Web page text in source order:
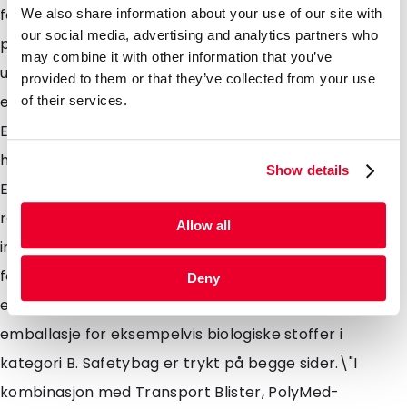
We also share information about your use of our site with
our social media, advertising and analytics partners who
may combine it with other information that you’ve
provided to them or that they’ve collected from your use
of their services.
Show details
Allow all
Deny
fordeler: det reduserer behovet for petroleum i
produksjonen av Safetybag-poser og reduserer
utslippene av klimagasser. Gjenbruk krever mindre
energi enn å produsere nye Safetybag-poser.
Egenskapene til Safetybag forblir uendret. Safetybag
har en absolutt væsketett sikkerhetsforsegling.
Emballasjen er laget av sterk, gjennomsiktig
resirkulerbar polyetylen og holder garantert væsker
inne og ute. Posen er hermetisk forseglet med en
forseglingsstrimmel som er enkel å fjerne. Safetybag
er svært godt egnet som sekundær, væsketett
emballasje for eksempelvis biologiske stoffer i
kategori B. Safetybag er trykt på begge sider.\"I
kombinasjon med Transport Blister, PolyMed-